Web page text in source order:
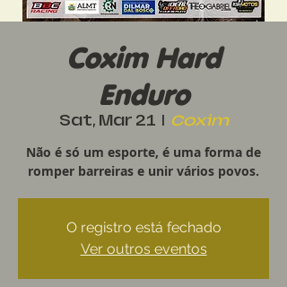
Coxim Hard
Enduro
Sat, Mar 21
  |
Coxim
Não é só um esporte, é uma forma de
romper barreiras e unir vários povos.
O registro está fechado
Ver outros eventos